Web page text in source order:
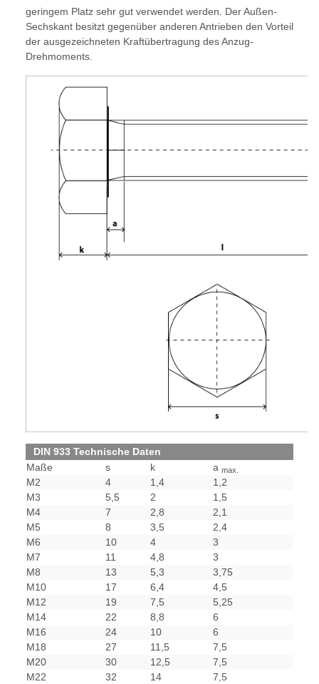
geringem Platz sehr gut verwendet werden. Der Außen-
Sechskant besitzt gegenüber anderen Antrieben den Vorteil
der ausgezeichneten Kraftübertragung des Anzug-
Drehmoments.
DIN 933 Technische Daten
Maße
s k a max.
M2 4 1,4
1,2
M3
5,5 2
1,5
M4
7 2,8
2,1
M5
8 3,5
2,4
M6
10 4
3
M7
11 4,8
3
M8
13 5,3
3,75
M10
17 6,4
4,5
M12
19 7,5
5,25
M14
22 8,8
6
M16
24 10
6
M18
27 11,5
7,5
M20
30 12,5
7,5
M22
32 14
7,5